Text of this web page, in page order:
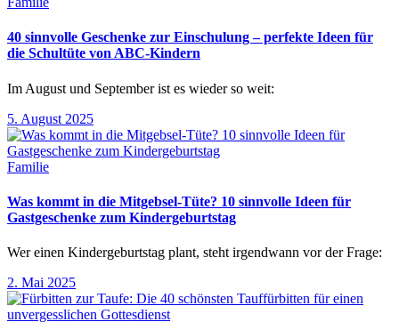
40 sinnvolle Geschenke zur Einschulung – perfekte Ideen für
die Schultüte von ABC-Kindern
Im August und September ist es wieder so weit:
5. August 2025
Familie
Was kommt in die Mitgebsel-Tüte? 10 sinnvolle Ideen für
Gastgeschenke zum Kindergeburtstag
Wer einen Kindergeburtstag plant, steht irgendwann vor der Frage:
2. Mai 2025